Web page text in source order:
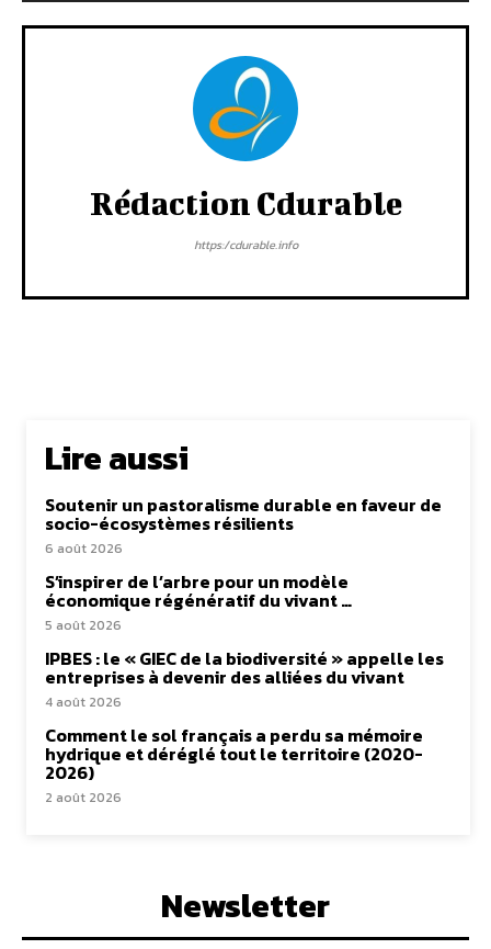
Rédaction Cdurable
https:/cdurable.info
Lire aussi
Soutenir un pastoralisme durable en faveur de
socio-écosystèmes résilients
6 août 2026
S’inspirer de l’arbre pour un modèle
économique régénératif du vivant …
5 août 2026
IPBES : le « GIEC de la biodiversité » appelle les
entreprises à devenir des alliées du vivant
4 août 2026
Comment le sol français a perdu sa mémoire
hydrique et déréglé tout le territoire (2020-
2026)
2 août 2026
Newsletter